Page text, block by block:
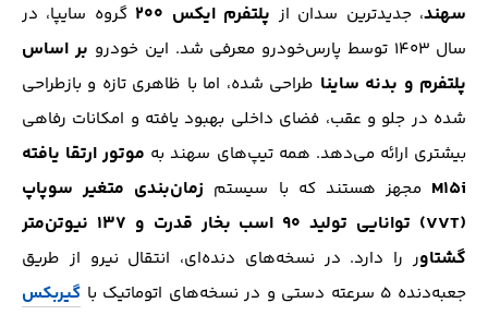
سهند، جدیدترین سدان از پلتفرم ایکس ۲۰۰
گروه سایپا، در
سال ۱۴۰۳ توسط پارس‌خودرو معرفی شد. این خودرو
بر اساس
پلتفرم و بدنه ساینا طراحی شده، اما با ظاهری تازه و بازطراحی
شده در جلو و عقب، فضای داخلی بهبود یافته و امکانات رفاهی
بیشتری ارائه می‌دهد. همه تیپ‌های سهند به موتور ارتقا یافته
M15i مجهز هستند که با سیستم زمان‌بندی متغیر سوپاپ
(VVT) توانایی تولید ۹۰ اسب‌ بخار قدرت و ۱۳۷ نیوتن‌متر
گشتاور را دارد. در نسخه‌های دنده‌ای، انتقال نیرو از طریق
جعبه‌دنده ۵ سرعته دستی و در نسخه‌های اتوماتیک با
گیربکس